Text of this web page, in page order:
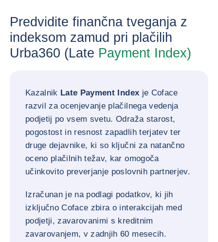
Predvidite finančna tveganja z
indeksom zamud pri plačilih
Urba360 (Late Payment Index)
Kazalnik Late Payment Index je Coface
razvil za ocenjevanje plačilnega vedenja
podjetij po vsem svetu. Odraža starost,
pogostost in resnost zapadlih terjatev ter
druge dejavnike, ki so ključni za natančno
oceno plačilnih težav, kar omogoča
učinkovito preverjanje poslovnih partnerjev.
Izračunan je na podlagi podatkov, ki jih
izključno Coface zbira o interakcijah med
podjetji, zavarovanimi s kreditnim
zavarovanjem, v zadnjih 60 mesecih.